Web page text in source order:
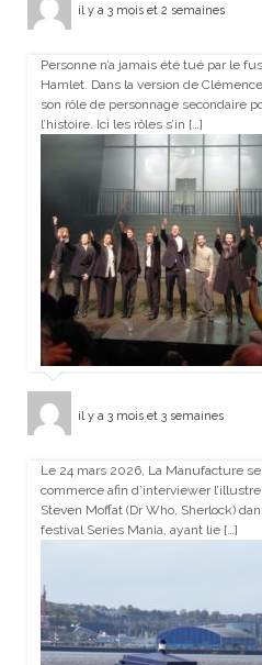
il y a 3 mois et 2 semaines
Personne n’a jamais été tué par le
Hamlet. Dans la version de
son rôle de personnage secondaire
l’histoire. Ici les rôles s’in […]
il y a 3 mois et 3 semaines
Le 24 mars 2026, La Manufacture
commerce afin d’interviewer
Steven Moffat (Dr Who, Sherlock)
festival Series Mania, ayant lie […]